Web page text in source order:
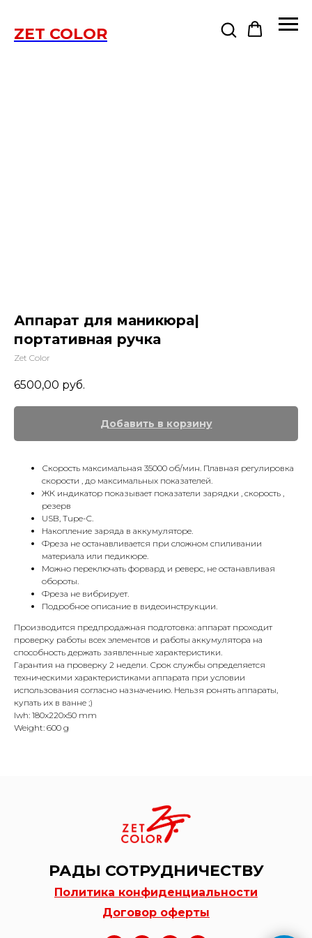
ZET COLOR
Аппарат для маникюра|
портативная ручка
Zet Color
6500,00 руб.
Добавить в корзину
Скорость максимальная 35000 об/мин. Плавная регулировка
скорости , до максимальных показателей.
ЖК индикатор показывает показатели зарядки , скорость ,
резерв
USB, Tupe-C.
Накопление заряда в аккумуляторе.
Фреза не останавливается при сложном спиливании
материала или педикюре.
Можно переключать форвард и реверс, не останавливая
обороты.
Фреза не вибрирует.
Подробное описание в видеоинструкции.
Производится предпродажная подготовка: аппарат проходит
проверку работы всех элементов и работы аккумулятора на
способность держать заявленные характеристики.
Гарантия на проверку 2 недели. Срок службы определяется
техническими характеристиками аппарата при условии
использования согласно назначению. Нельзя ронять аппараты,
купать их в ванне ;)
lwh: 180x220x50 mm
Weight: 600 g
РАДЫ СОТРУДНИЧЕСТВУ
Политика конфиденциальности
Договор оферты